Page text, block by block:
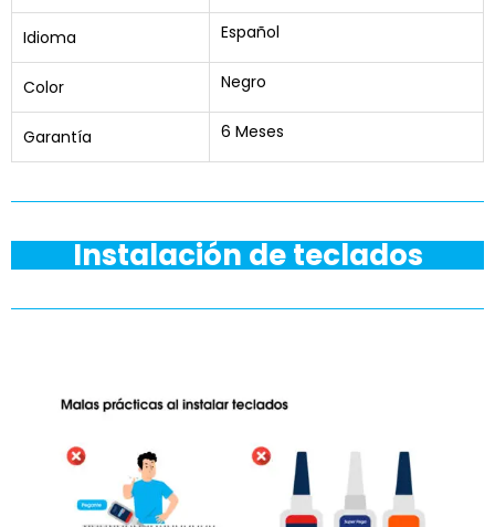
Idioma Español
Color Negro
Garantía 6 Meses
Instalación de teclados